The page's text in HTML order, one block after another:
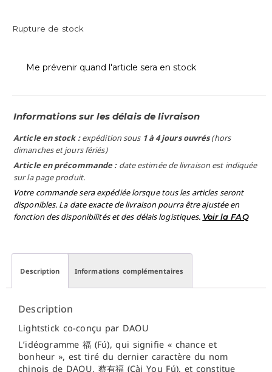
Rupture de stock
Me prévenir quand l'article sera en stock
Informations sur les délais de livraison
Article en stock :expédition sous 1 à 4 jours ouvrés(hors
dimanches et jours fériés)
Article en précommande : date estimée de livraison est indiquée
sur la page produit.
Votre commande sera expédiée lorsque tous les articles seront
disponibles. La date exacte de livraison pourra être ajustée en
fonction des disponibilités et des délais logistiques. Voir la FAQ
Description Informations complémentaires
Description
Lightstick co-conçu par DAOU
L’idéogramme 福 (Fú), qui signifie « chance et
bonheur », est tiré du dernier caractère du nom
chinois de DAOU, 蔡有福 (Cài You Fú), et constitue